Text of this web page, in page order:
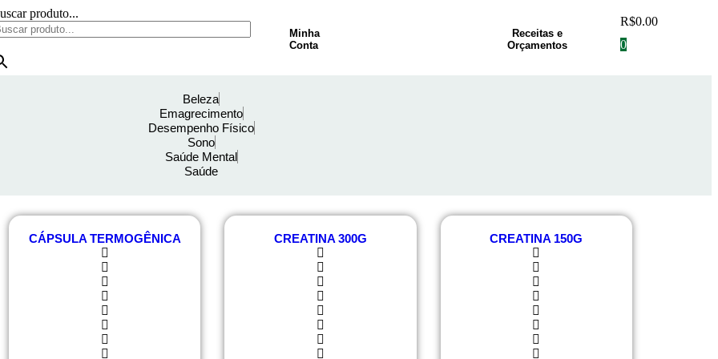
produto...
Minha
Conta
Receitas e
Orçamentos
R$0.00
0
Beleza
Emagrecimento
Desempenho Físico
Sono
Saúde Mental
Saúde
CÁPSULA TERMOGÊNICA CREATINA 300G CREATINA 150G